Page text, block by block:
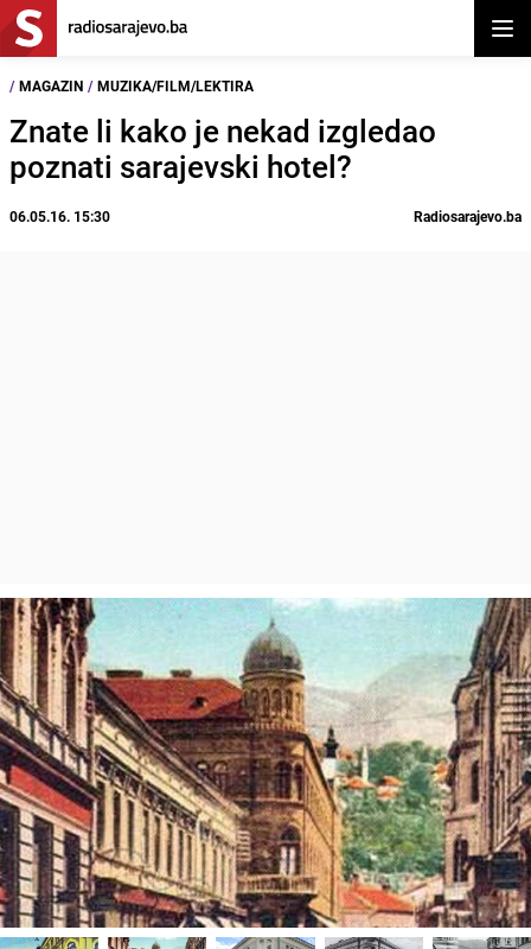
/ MAGAZIN / MUZIKA/FILM/LEKTIRA
Znate li kako je nekad izgledao
poznati sarajevski hotel?
06.05.16. 15:30 Radiosarajevo.ba